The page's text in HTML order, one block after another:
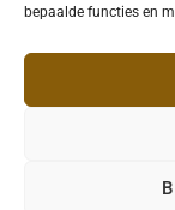
bepaalde functies en
Copyright ©